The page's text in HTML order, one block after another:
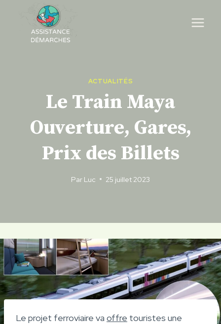
content
ACTUALITÉS
Le Train Maya
Ouverture, Gares,
Prix des Billets
Par Luc 25 juillet 2023
Le projet ferroviaire va offre touristes une